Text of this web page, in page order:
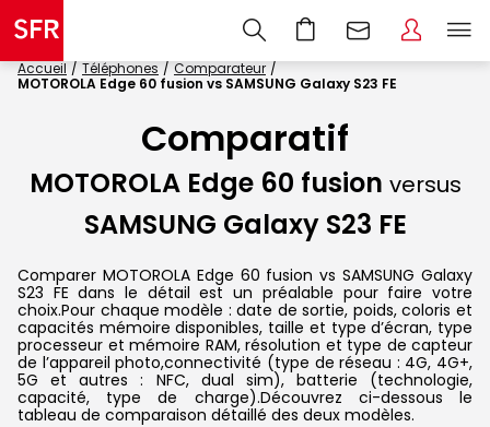
Accueil Téléphones
Comparateur
MOTOROLA Edge 60 fusion vs SAMSUNG Galaxy S23 FE
Comparatif
MOTOROLA Edge 60 fusion versus
SAMSUNG Galaxy S23 FE
Comparer MOTOROLA Edge 60 fusion vs SAMSUNG Galaxy
S23 FE dans le détail est un préalable pour faire votre
choix.Pour chaque modèle : date de sortie, poids, coloris et
capacités mémoire disponibles, taille et type d’écran, type
processeur et mémoire RAM, résolution et type de capteur
de l’appareil photo,connectivité (type de réseau : 4G, 4G+,
5G et autres : NFC, dual sim), batterie (technologie,
capacité, type de charge).Découvrez ci-dessous le
tableau de comparaison détaillé des deux modèles.